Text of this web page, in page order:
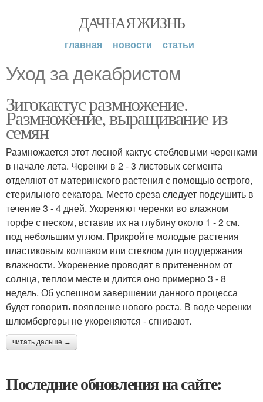
ДАЧНАЯ ЖИЗНЬ
главная новости статьи
Уход за декабристом
Зигокактус размножение.
Размножение, выращивание из
семян
Размножается этот лесной кактус стеблевыми черенками
в начале лета. Черенки в 2 - 3 листовых сегмента
отделяют от материнского растения с помощью острого,
стерильного секатора. Место среза следует подсушить в
течение 3 - 4 дней. Укореняют черенки во влажном
торфе с песком, вставив их на глубину около 1 - 2 см.
под небольшим углом. Прикройте молодые растения
пластиковым колпаком или стеклом для поддержания
влажности. Укоренение проводят в притененном от
солнца, теплом месте и длится оно примерно 3 - 8
недель. Об успешном завершении данного процесса
будет говорить появление нового роста. В воде черенки
шлюмбергеры не укореняются - сгнивают.
читать дальше →
Последние обновления на сайте: